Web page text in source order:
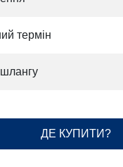
термін
ДЕ КУПИТИ?